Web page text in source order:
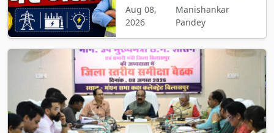
Aug 08,
2026
Manishankar
Pandey